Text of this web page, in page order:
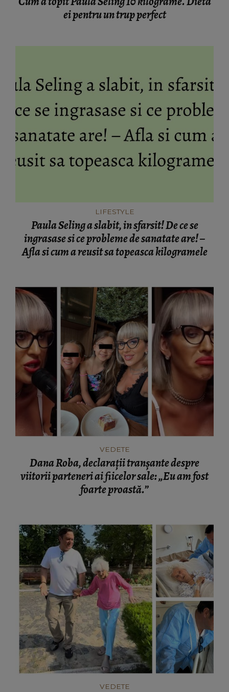
ei pentru un trup perfect
LIFESTYLE
Paula Seling a slabit, in sfarsit! De ce se
ingrasase si ce probleme de sanatate are! –
Afla si cum a reusit sa topeasca kilogramele
VEDETE
Dana Roba, declarații tranșante despre
viitorii parteneri ai fiicelor sale: „Eu am fost
foarte proastă.”
VEDETE